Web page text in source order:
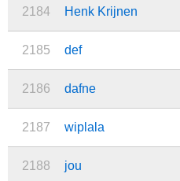
2184 Henk Krijnen
2185 def
2186 dafne
2187 wiplala
2188 jou